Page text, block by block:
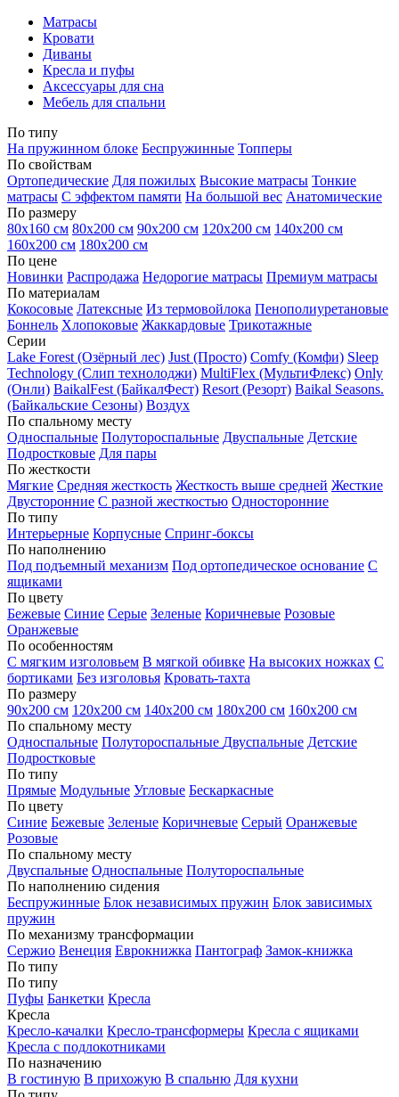
Матрасы
Кровати
Диваны
Кресла и пуфы
Аксессуары для сна
Мебель для спальни
По типу
На пружинном блоке Беспружинные Топперы
По свойствам
Ортопедические Для пожилых Высокие матрасы Тонкие
матрасы С эффектом памяти На большой вес Анатомические
По размеру
80х160 см 80х200 см 90х200 см 120х200 см 140х200 см
160х200 см 180х200 см
По цене
Новинки Распродажа Недорогие матрасы Премиум матрасы
По материалам
Кокосовые Латексные Из термовойлока Пенополиуретановые
Боннель Хлопоковые Жаккардовые Трикотажные
Серии
Lake Forest (Озёрный лес) Just (Просто) Comfy (Комфи) Sleep
Technology (Слип технолоджи) MultiFlex (МультиФлекс) Only
(Онли) BaikalFest (БайкалФест) Resort (Резорт) Baikal Seasons.
(Байкальские Сезоны) Воздух
По спальному месту
Односпальные Полутороспальные Двуспальные Детские
Подростковые Для пары
По жесткости
Мягкие Средняя жесткость Жесткость выше средней Жесткие
Двусторонние С разной жесткостью Односторонние
По типу
Интерьерные Корпусные Спринг-боксы
По наполнению
Под подъемный механизм Под ортопедическое основание С
ящиками
По цвету
Бежевые Синие Серые Зеленые Коричневые Розовые
Оранжевые
По особенностям
С мягким изголовьем В мягкой обивке На высоких ножках С
бортиками Без изголовья Кровать-тахта
По размеру
90х200 см 120х200 см 140х200 см 180х200 см 160х200 см
По спальному месту
Односпальные Полутороспальные Двуспальные Детские
Подростковые
По типу
Прямые Модульные Угловые Бескаркасные
По цвету
Синие Бежевые Зеленые Коричневые Серый Оранжевые
Розовые
По спальному месту
Двуспальные Односпальные Полутороспальные
По наполнению сидения
Беспружинные Блок независимых пружин Блок зависимых
пружин
По механизму трансформации
Сержио Венеция Еврокнижка Пантограф Замок-книжка
По типу
По типу
Пуфы Банкетки Кресла
Кресла
Кресло-качалки Кресло-трансформеры Кресла с ящиками
Кресла с подлокотниками
По назначению
В гостиную В прихожую В спальню Для кухни